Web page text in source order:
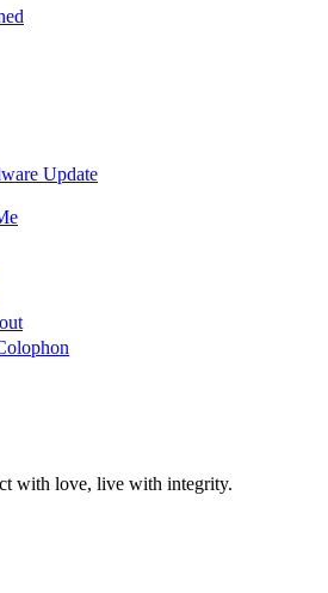
Update
with love, live with integrity.